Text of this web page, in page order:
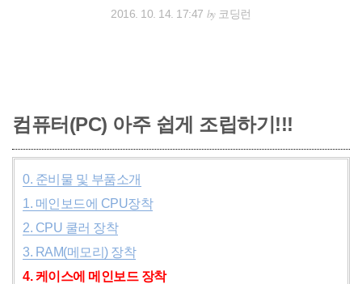
2016. 10. 14. 17:47 by코딩런
컴퓨터(PC) 아주 쉽게 조립하기!!!
0. 준비물 및 부품소개
1. 메인보드에 CPU장착
2. CPU 쿨러 장착
3. RAM(메모리) 장착
4. 케이스에 메인보드 장착